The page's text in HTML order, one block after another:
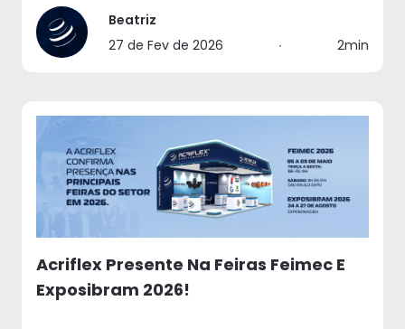
Beatriz
27 de Fev de 2026
∙ 2min
Acriflex Presente Na Feiras Feimec E
Exposibram 2026!